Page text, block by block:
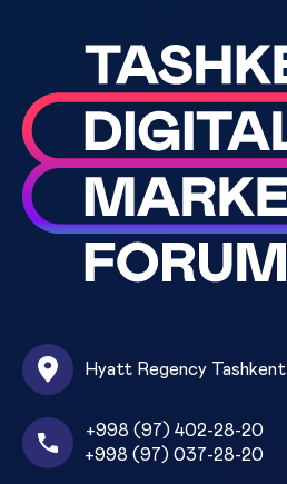
Hyatt Regency Tashkent
+998 (97) 402-28-20
+998 (97) 037-28-20